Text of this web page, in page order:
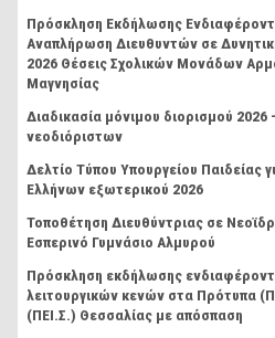
Πρόσκληση Εκδήλωσης
Αναπλήρωση Διευθυντών σε
2026 Θέσεις Σχολικών Μονάδων
Μαγνησίας
Διαδικασία μόνιμου διορισμού 2026
νεοδιόριστων
Δελτίο Τύπου Υπουργείου Παιδείας
Ελλήνων εξωτερικού 2026
Τοποθέτηση Διευθύντριας σε
Εσπερινό Γυμνάσιο Αλμυρού
Πρόσκληση εκδήλωσης
λειτουργικών κενών στα Πρότυπα
(ΠΕΙ.Σ.) Θεσσαλίας με απόσπαση